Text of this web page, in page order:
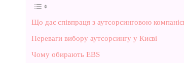
Що дає співпраця з аутсорсинговою
Переваги вибору аутсорсингу у Києві
Чому обирають EBS